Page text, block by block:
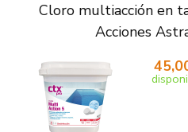
Cloro multiacción en
Acciones